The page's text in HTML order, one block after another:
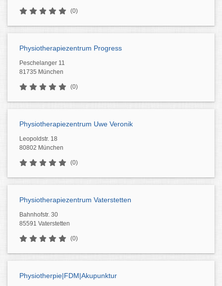
(0)
Physiotherapiezentrum Progress
Peschelanger 11
81735 München
(0)
Physiotherapiezentrum Uwe Veronik
Leopoldstr. 18
80802 München
(0)
Physiotherapiezentrum Vaterstetten
Bahnhofstr. 30
85591 Vaterstetten
(0)
Physiotherpie|FDM|Akupunktur